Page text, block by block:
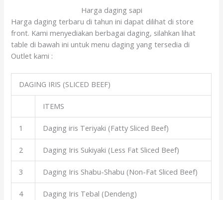
Harga daging sapi
Harga daging terbaru di tahun ini dapat dilihat di store
front. Kami menyediakan berbagai daging, silahkan lihat
table di bawah ini untuk menu daging yang tersedia di
Outlet kami :
DAGING IRIS (SLICED BEEF)
ITEMS
1 Daging iris Teriyaki (Fatty Sliced Beef)
2 Daging Iris Sukiyaki (Less Fat Sliced Beef)
3 Daging Iris Shabu-Shabu (Non-Fat Sliced Beef)
4 Daging Iris Tebal (Dendeng)